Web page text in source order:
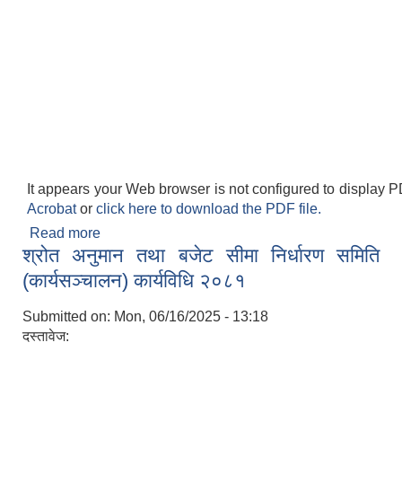
It appears your Web browser is not configured to display
Acrobator click here to download the PDF file.
Read more
२०८१
श्रोत अनुमान तथा बजेट सीमा निर्धारण समिति
(कार्यसञ्चालन) कार्यविधि २०८१
Submitted on: Mon, 06/16/2025 - 13:18
दस्तावेज: